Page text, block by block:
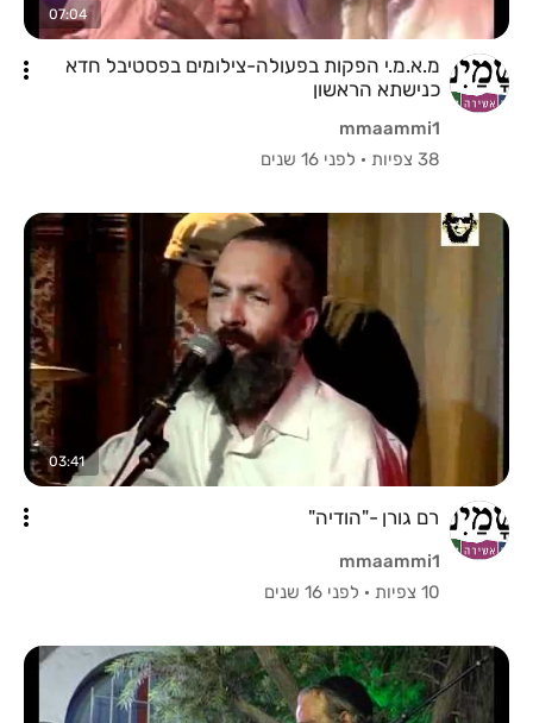
07:04
מ.א.מ.י הפקות בפעולה-צילומים בפסטיבל חדא
כנישתא הראשון
mmaammi1
38 צפיות
· לפני 16 שנים
03:41
רם גורן -"הודיה"
mmaammi1
10 צפיות
· לפני 16 שנים